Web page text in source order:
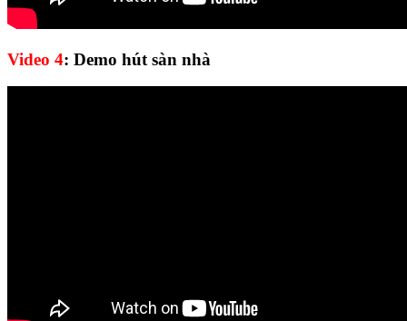
Video 4: Demo hút sàn nhà